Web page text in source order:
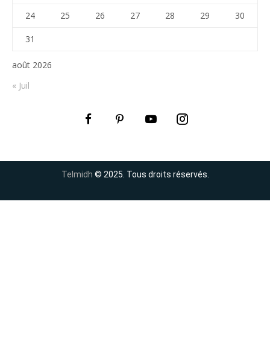
août 2026
24 25 26 27 28 29 30
31
« Juil
Telmidh © 2025. Tous droits réservés.